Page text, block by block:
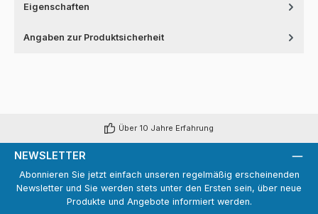
Eigenschaften
Angaben zur Produktsicherheit
Über 10 Jahre Erfahrung
NEWSLETTER
Abonnieren Sie jetzt einfach unseren regelmäßig erscheinenden
Newsletter und Sie werden stets unter den Ersten sein, über neue
Produkte und Angebote informiert werden.